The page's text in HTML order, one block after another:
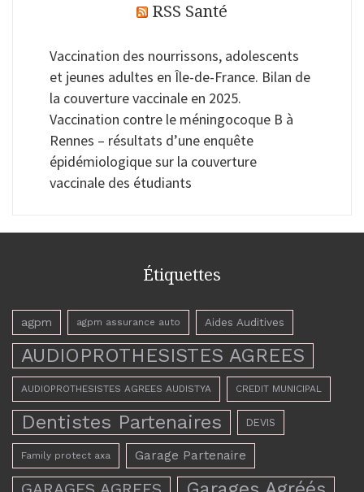
RSS Santé
Vaccination des nourrissons, adolescents
et jeunes adultes en Île-de-France. Bilan de
la couverture vaccinale en 2025.
Vaccination contre le méningocoque B à
Rennes – résultats d’une enquête
épidémiologique sur la couverture
vaccinale des étudiants
Étiquettes
agpm agpm assurance auto Aides Auditives
AUDIOPROTHESISTES AGREES
AUDIOPROTHESISTES AGREES AUDISTYA CREDIT MUNICIPAL
Dentistes Partenaires DEVIS
Family protect axa Garage Partenaire